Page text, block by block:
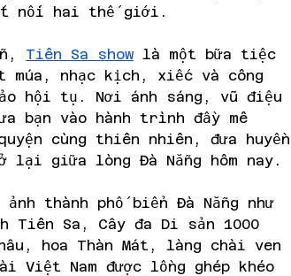
nối hai thế giới.
Tiên Sa show là một bữa tiệc
nhạc kịch, xiếc và công
ảo hội tụ. Nơi ánh sáng, vũ điệu
bạn vào hành trình đầy mê
cùng thiên nhiên, đưa huyền
giữa lòng Đà Nẵng hôm nay.
thành phố biển Đà Nẵng như
Tiên Sa, Cây đa Di sản 1000
hoa Thàn Mát, làng chài ven
Việt Nam được lồng ghép khéo